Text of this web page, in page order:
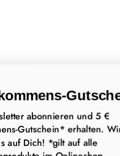
abonnieren und 5 €
Gutschein* erhalten.
auf Dich! *gilt auf alle
im Onlineshop.